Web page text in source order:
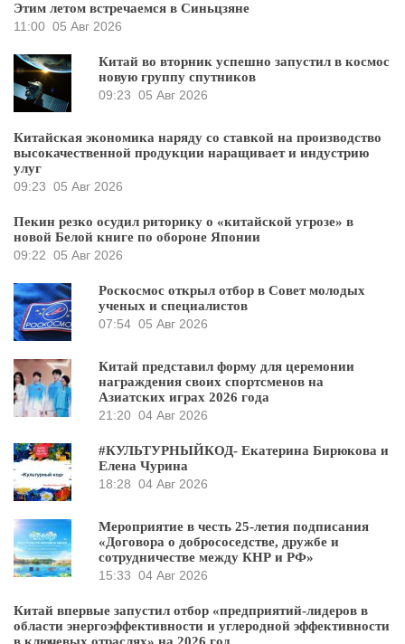
Этим летом встречаемся в Синьцзяне
11:00 05 Авг 2026
Китай во вторник успешно запустил в космос
новую группу спутников
09:23 05 Авг 2026
Китайская экономика наряду со ставкой на производство
высокачественной продукции наращивает и индустрию
улуг
09:23 05 Авг 2026
Пекин резко осудил риторику о «китайской угрозе» в
новой Белой книге по обороне Японии
09:22 05 Авг 2026
Роскосмос открыл отбор в Совет молодых
ученых и специалистов
07:54 05 Авг 2026
Китай представил форму для церемонии
награждения своих спортсменов на
Азиатских играх 2026 года
21:20 04 Авг 2026
#КУЛЬТУРНЫЙКОД- Екатерина Бирюкова и
Елена Чурина
18:28 04 Авг 2026
Мероприятие в честь 25-летия подписания
«Договора о добрососедстве, дружбе и
сотрудничестве между КНР и РФ»
15:33 04 Авг 2026
Китай впервые запустил отбор «предприятий-лидеров в
области энергоэффективности и углеродной эффективности